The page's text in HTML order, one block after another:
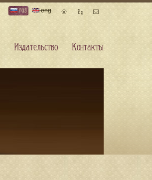
rus eng
Издательство Контакты